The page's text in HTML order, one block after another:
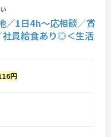
／1日4h～応相談／賞
社員給食あり◎＜生活
円